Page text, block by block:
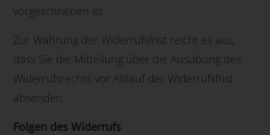
vorgeschrieben ist.
Zur Wahrung der Widerrufsfrist reicht es aus,
dass Sie die Mitteilung über die Ausübung des
Widerrufsrechts vor Ablauf der Widerrufsfrist
absenden.
Folgen des Widerrufs